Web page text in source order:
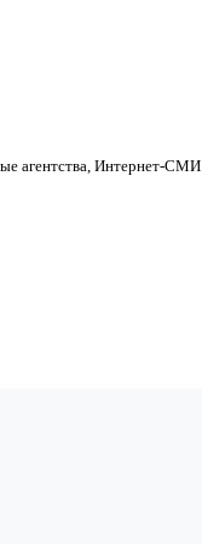
агентства, Интернет-СМИ.